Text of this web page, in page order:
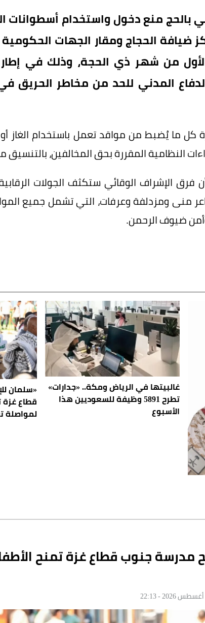
بالحج منع دخول واستخدام أسطوانات
ضيافة الحجاج ومقار الجهات
من شهر ذي الحجة، وذلك في
المدني للحد من مخاطر الحريق
كل ما يُضبط من مواقد تعمل باستخدام الغاز
النظامية المقررة بحق المخالفين، بالتنسيق
فرق الإشراف الوقائي ستكثف الجولات
منى ومزدلفة وعرفات، التي تشمل جميع
ضيوف الرحمن.
غالبيتها في الرياض ومكة.. «جدارات»
تطرح 5891 وظيفة للسعوديين هذا
الأسبوع
«سلمان
قطاع غزة
لمواصلة
مدرسة جنوب قطاع غزة تمنح